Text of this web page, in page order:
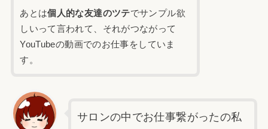
あとは個人的な友達のツテでサンプル欲
しいって言われて、それがつながって
YouTubeの動画でのお仕事をしていま
す。
サロンの中でお仕事繋がったの私